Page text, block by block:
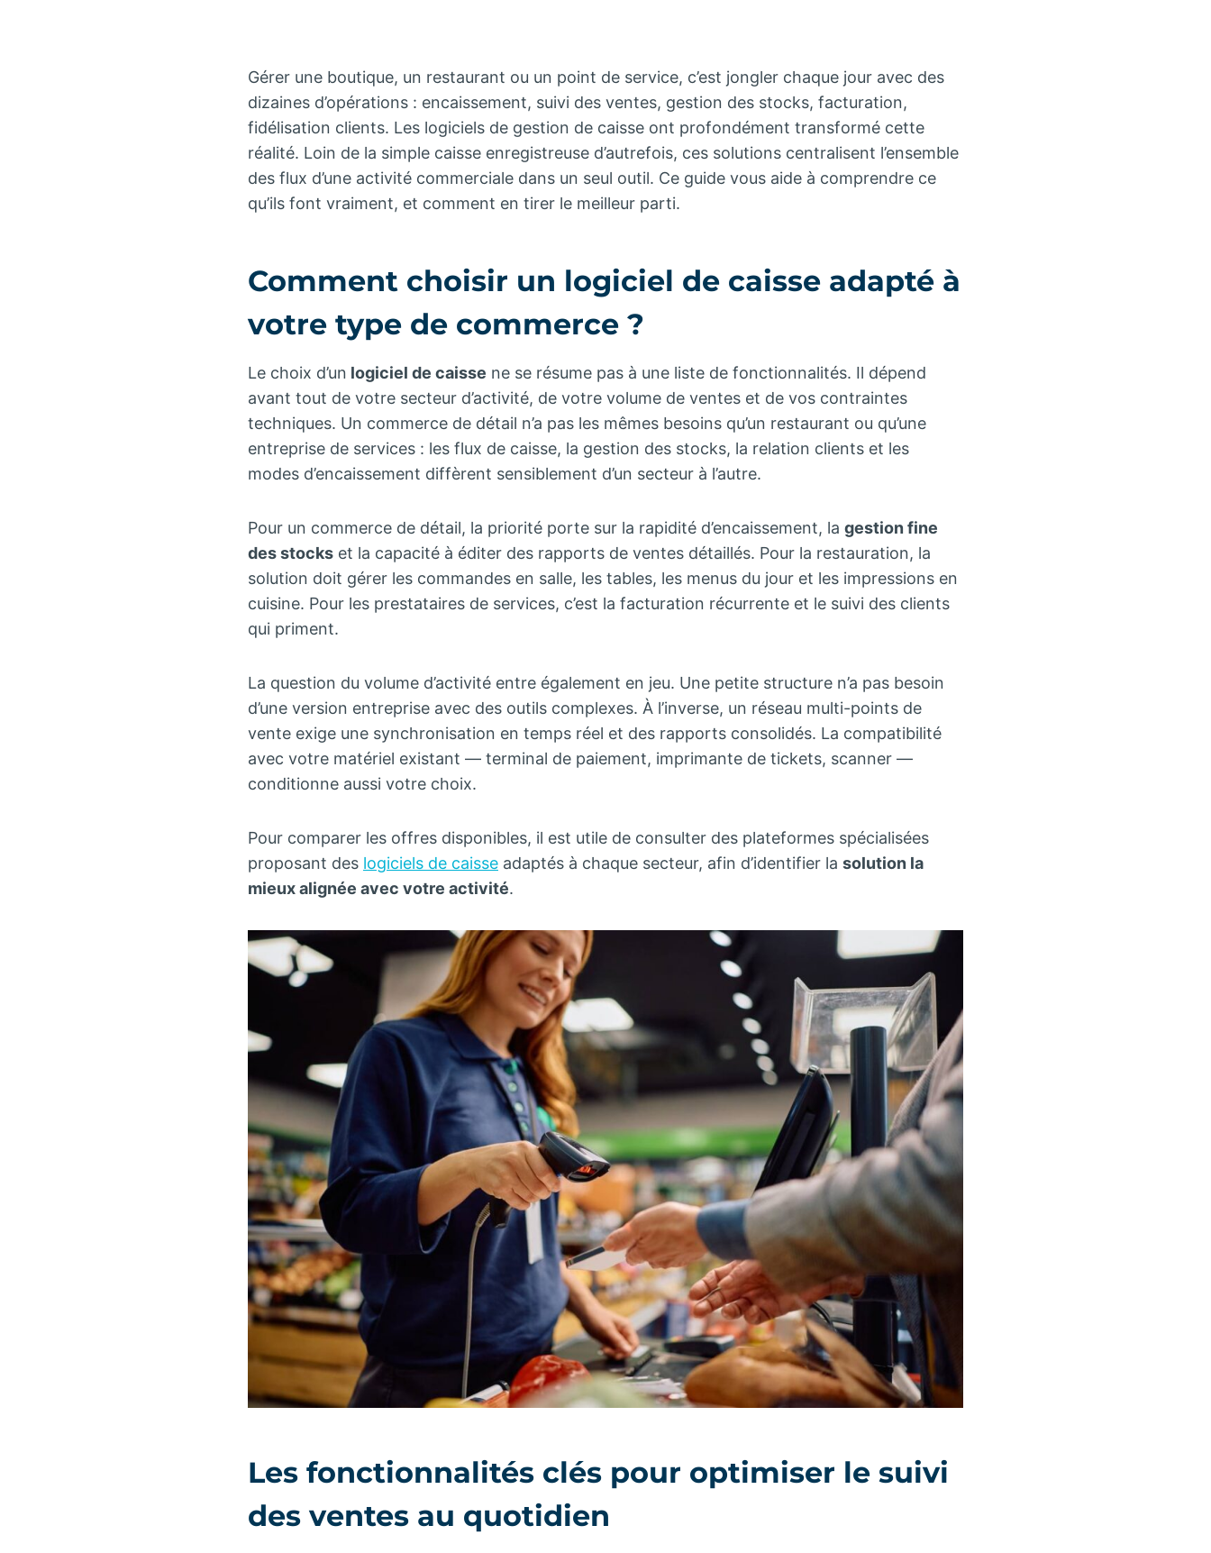
Gérer une boutique, un restaurant ou un point de service, c’est jongler chaque jour avec des
dizaines d’opérations : encaissement, suivi des ventes, gestion des stocks, facturation,
fidélisation clients. Les logiciels de gestion de caisse ont profondément transformé cette
réalité. Loin de la simple caisse enregistreuse d’autrefois, ces solutions centralisent l’ensemble
des flux d’une activité commerciale dans un seul outil. Ce guide vous aide à comprendre ce
qu’ils font vraiment, et comment en tirer le meilleur parti.
Comment choisir un logiciel de caisse adapté à
votre type de commerce ?
Le choix d’un logiciel de caisse ne se résume pas à une liste de fonctionnalités. Il dépend
avant tout de votre secteur d’activité, de votre volume de ventes et de vos contraintes
techniques. Un commerce de détail n’a pas les mêmes besoins qu’un restaurant ou qu’une
entreprise de services : les flux de caisse, la gestion des stocks, la relation clients et les
modes d’encaissement diffèrent sensiblement d’un secteur à l’autre.
Pour un commerce de détail, la priorité porte sur la rapidité d’encaissement, la gestion fine
des stocks et la capacité à éditer des rapports de ventes détaillés. Pour la restauration, la
solution doit gérer les commandes en salle, les tables, les menus du jour et les impressions en
cuisine. Pour les prestataires de services, c’est la facturation récurrente et le suivi des clients
qui priment.
La question du volume d’activité entre également en jeu. Une petite structure n’a pas besoin
d’une version entreprise avec des outils complexes. À l’inverse, un réseau multi-points de
vente exige une synchronisation en temps réel et des rapports consolidés. La compatibilité
avec votre matériel existant — terminal de paiement, imprimante de tickets, scanner —
conditionne aussi votre choix.
Pour comparer les offres disponibles, il est utile de consulter des plateformes spécialisées
proposant des logiciels de caisse adaptés à chaque secteur, afin d’identifier la solution la
mieux alignée avec votre activité.
Les fonctionnalités clés pour optimiser le suivi
des ventes au quotidien